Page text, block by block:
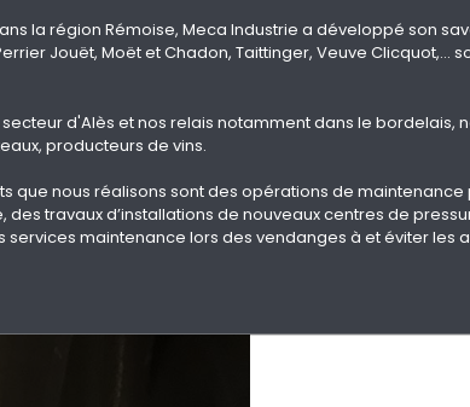
la région Rémoise, Meca Industrie a développé son
Jouët, Moët et Chadon, Taittinger, Veuve Clicquot,…
d'Alès et nos relais notamment dans le bordelais,
producteurs de vins.
que nous réalisons sont des opérations de
travaux d’installations de nouveaux centres de
services maintenance lors des vendanges à et éviter les